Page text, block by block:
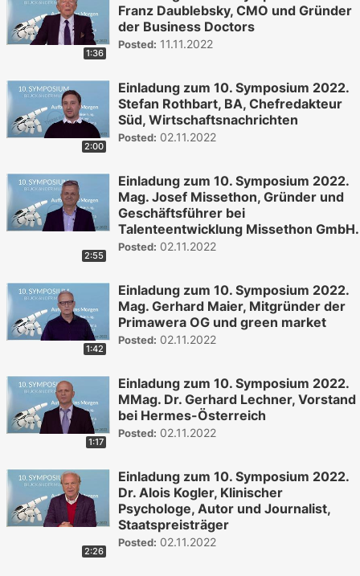
1:36
Franz Daublebsky, CMO und Gründer
der Business Doctors
Posted: 11.11.2022
2:00
Einladung zum 10. Symposium 2022.
Stefan Rothbart, BA, Chefredakteur
Süd, Wirtschaftsnachrichten
Posted: 02.11.2022
2:55
Einladung zum 10. Symposium 2022.
Mag. Josef Missethon, Gründer und
Geschäftsführer bei
Talenteentwicklung Missethon GmbH.
Posted: 02.11.2022
1:42
Einladung zum 10. Symposium 2022.
Mag. Gerhard Maier, Mitgründer der
Primawera OG und green market
Posted: 02.11.2022
1:17
Einladung zum 10. Symposium 2022.
MMag. Dr. Gerhard Lechner, Vorstand
bei Hermes-Österreich
Posted: 02.11.2022
2:26
Einladung zum 10. Symposium 2022.
Dr. Alois Kogler, Klinischer
Psychologe, Autor und Journalist,
Staatspreisträger
Posted: 02.11.2022